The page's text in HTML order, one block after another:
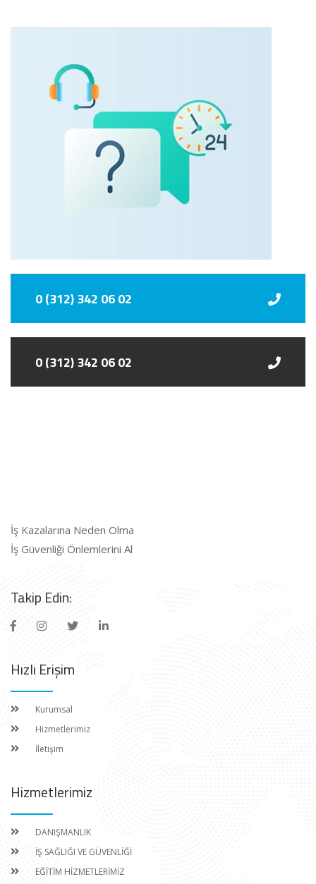
0 (312) 342 06 02
0 (312) 342 06 02
İş Kazalarına Neden Olma
İş Güvenliği Önlemlerini Al
Takip Edin:
Hızlı Erişim
Kurumsal
Hizmetlerimiz
İletişim
Hizmetlerimiz
DANIŞMANLIK
İŞ SAĞLIĞI VE GÜVENLİĞİ
EĞİTİM HİZMETLERİMİZ